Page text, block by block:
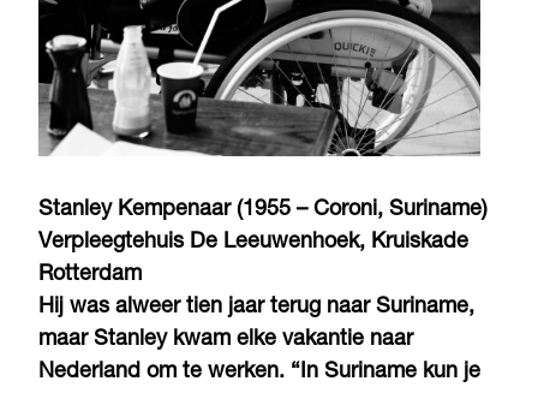
Stanley Kempenaar (1955 – Coroni, Suriname)
Verpleegtehuis De Leeuwenhoek, Kruiskade
Rotterdam
Hij was alweer tien jaar terug naar Suriname,
maar Stanley kwam elke vakantie naar
Nederland om te werken. “In Suriname kun je